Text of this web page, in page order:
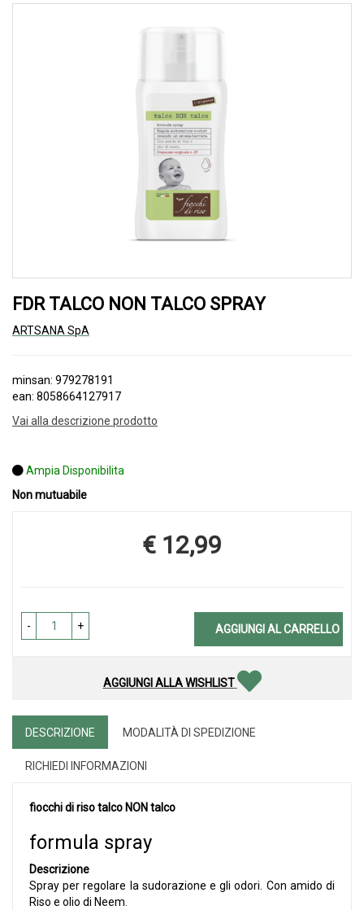
FDR TALCO NON TALCO SPRAY
ARTSANA SpA
minsan: 979278191
ean: 8058664127917
Vai alla descrizione prodotto
Ampia Disponibilita
Non mutuabile
Prezzo
€ 12,99
- + AGGIUNGI AL CARRELLO
AGGIUNGI ALLA WISHLIST
DESCRIZIONE MODALITÀ DI SPEDIZIONE
RICHIEDI INFORMAZIONI
fiocchi di riso talco NON talco
formula spray
Descrizione
Spray per regolare la sudorazione e gli odori. Con amido di
Riso e olio di Neem.